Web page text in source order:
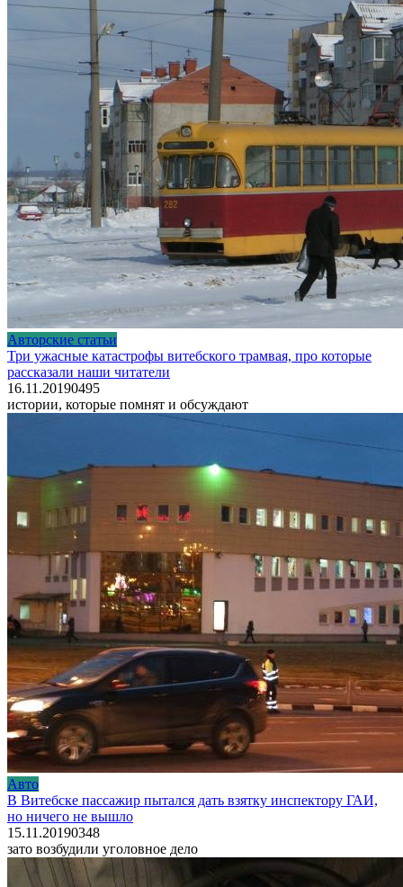
Авторские статьи
Три ужасные катастрофы витебского трамвая, про которые
рассказали наши читатели
16.11.20190495
истории, которые помнят и обсуждают
Авто
В Витебске пассажир пытался дать взятку инспектору ГАИ,
но ничего не вышло
15.11.20190348
зато возбудили уголовное дело